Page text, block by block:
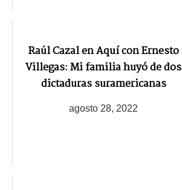
Raúl Cazal en Aquí con Ernesto
Villegas: Mi familia huyó de dos
dictaduras suramericanas
agosto 28, 2022